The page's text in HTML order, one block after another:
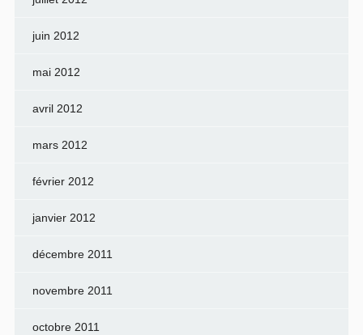
juin 2012
mai 2012
avril 2012
mars 2012
février 2012
janvier 2012
décembre 2011
novembre 2011
octobre 2011